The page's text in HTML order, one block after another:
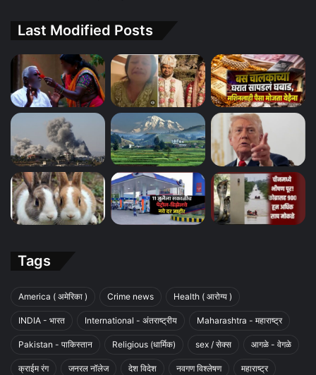
Last Modified Posts
Tags
America ( अमेरिका ) Crime news Health ( आरोग्य )
INDIA - भारत International - अंतराष्ट्रीय Maharashtra - महाराष्ट्र
Pakistan - पाकिस्तान Religious (धार्मिक) sex / सेक्स आगळे - वेगळे
क्राईम रंग जनरल नॉलेज देश विदेश नवगण विश्लेषण महाराष्ट्र